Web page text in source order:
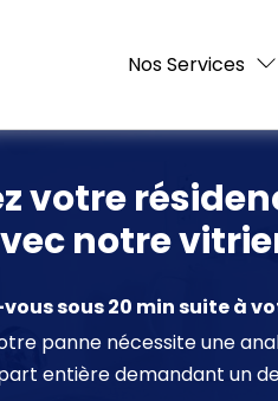
Nos Services
votre
notre
sous 20 min suite à
panne nécessite une
entière demandant un